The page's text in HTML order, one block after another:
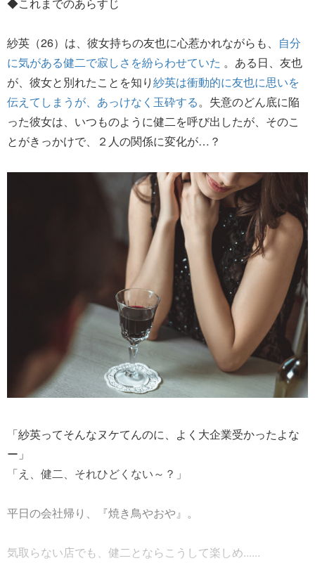
紗英（26）は、彼女持ちの友也に心惹かれながらも、 自分
に気がある健二で寂しさを紛らわせていた 。ある日、友也
が、彼女と別れたことを知り紗英は衝動的に友也に思いを
伝えてしまうが、あっけなく玉砕する。失意のどん底に陥
った彼女は、いつものように健二を呼び出したが、そのこ
とがきっかけで、２人の関係に変化が…？
「紗英ってそんなヌケてんのに、よく大企業受かったよな
ー」
「え、健二、それひどくない～？」
平日の会社帰り、『焼き鳥やおや』。
気取らない店でも、健二とならこうして楽しめ......